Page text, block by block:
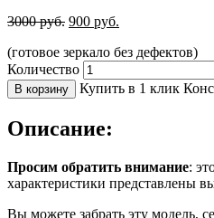
3000руб. 900 руб.
(готовое зеркало без дефектов)
Количество
В корзину Купить в 1 клик
Описание:
Просим обратить внимание:
характеристики представлены
Вы можете забрать эту модель,